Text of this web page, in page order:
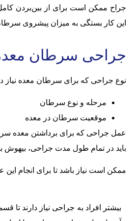
جراح ممکن است برای از بین‌بردن
این کار بستگی به میزان پیشروی
جراحی سرطان
نوع جراحی که برای سرطان معده نیاز
مرحله و نوع سرطان
موقعیت سرطان در معده
عمل جراحی‌ که برای برداشتن معده
باید در تمام طول مدت جراحی، بیهوش
ممکن است نیاز باشد تا برای انجام
بیشتر افراد به جراحی نیاز دارند تا